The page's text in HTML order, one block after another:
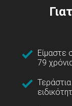
Είμαστε
79